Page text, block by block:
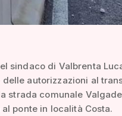
sindaco di Valbrenta
autorizzazioni al
strada comunale
ponte in località Costa.